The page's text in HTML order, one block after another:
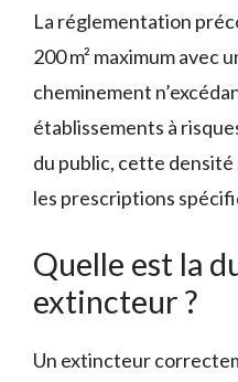
La réglementation
200 m² maximum avec
cheminement
établissements à
du public, cette
les prescriptions
Quelle est la
extincteur ?
Un extincteur